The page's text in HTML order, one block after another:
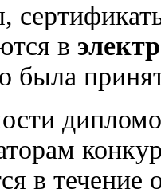
в
была
в